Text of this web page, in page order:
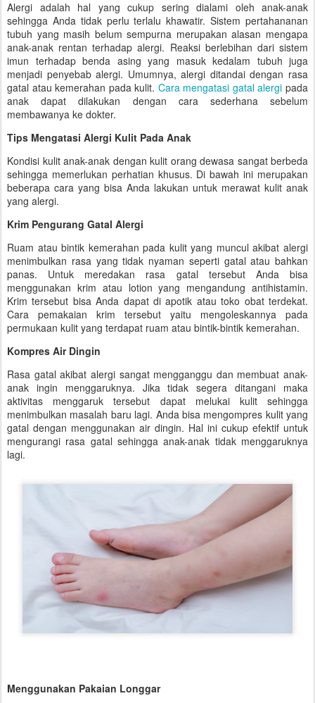
Alergi adalah hal yang cukup sering dialami oleh anak-anak
sehingga Anda tidak perlu terlalu khawatir. Sistem pertahananan
tubuh yang masih belum sempurna merupakan alasan mengapa
anak-anak rentan terhadap alergi. Reaksi berlebihan dari sistem
imun terhadap benda asing yang masuk kedalam tubuh juga
menjadi penyebab alergi. Umumnya, alergi ditandai dengan rasa
gatal atau kemerahan pada kulit. Cara mengatasi gatal alergi pada
anak dapat dilakukan dengan cara sederhana sebelum
membawanya ke dokter.
Tips Mengatasi Alergi Kulit Pada Anak
Kondisi kulit anak-anak dengan kulit orang dewasa sangat berbeda
sehingga memerlukan perhatian khusus. Di bawah ini merupakan
beberapa cara yang bisa Anda lakukan untuk merawat kulit anak
yang alergi.
Krim Pengurang Gatal Alergi
Ruam atau bintik kemerahan pada kulit yang muncul akibat alergi
menimbulkan rasa yang tidak nyaman seperti gatal atau bahkan
panas. Untuk meredakan rasa gatal tersebut Anda bisa
menggunakan krim atau lotion yang mengandung antihistamin.
Krim tersebut bisa Anda dapat di apotik atau toko obat terdekat.
Cara pemakaian krim tersebut yaitu mengoleskannya pada
permukaan kulit yang terdapat ruam atau bintik-bintik kemerahan.
Kompres Air Dingin
Rasa gatal akibat alergi sangat mengganggu dan membuat anak-
anak ingin menggaruknya. Jika tidak segera ditangani maka
aktivitas menggaruk tersebut dapat melukai kulit sehingga
menimbulkan masalah baru lagi. Anda bisa mengompres kulit yang
gatal dengan menggunakan air dingin. Hal ini cukup efektif untuk
mengurangi rasa gatal sehingga anak-anak tidak menggaruknya
lagi.
Menggunakan Pakaian Longgar